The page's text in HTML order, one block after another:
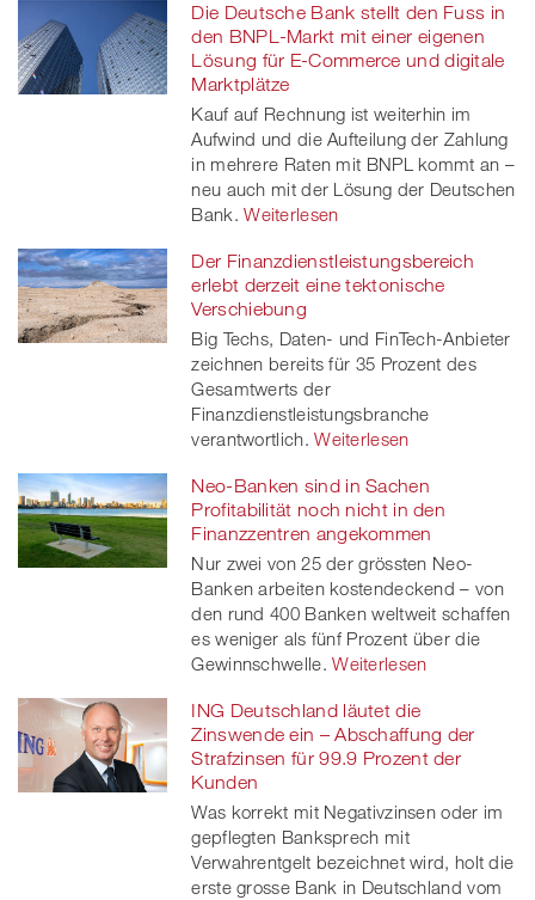
Die Deutsche Bank stellt den Fuss in
den BNPL-Markt mit einer eigenen
Lösung für E-Commerce und digitale
Marktplätze
Kauf auf Rechnung ist weiterhin im
Aufwind und die Aufteilung der Zahlung
in mehrere Raten mit BNPL kommt an –
neu auch mit der Lösung der Deutschen
Bank. Weiterlesen
Der Finanzdienstleistungsbereich
erlebt derzeit eine tektonische
Verschiebung
Big Techs, Daten- und FinTech-Anbieter
zeichnen bereits für 35 Prozent des
Gesamtwerts der
Finanzdienstleistungsbranche
verantwortlich. Weiterlesen
Neo-Banken sind in Sachen
Profitabilität noch nicht in den
Finanzzentren angekommen
Nur zwei von 25 der grössten Neo-
Banken arbeiten kostendeckend – von
den rund 400 Banken weltweit schaffen
es weniger als fünf Prozent über die
Gewinnschwelle. Weiterlesen
ING Deutschland läutet die
Zinswende ein – Abschaffung der
Strafzinsen für 99.9 Prozent der
Kunden
Was korrekt mit Negativzinsen oder im
gepflegten Banksprech mit
Verwahrentgelt bezeichnet wird, holt die
erste grosse Bank in Deutschland vom